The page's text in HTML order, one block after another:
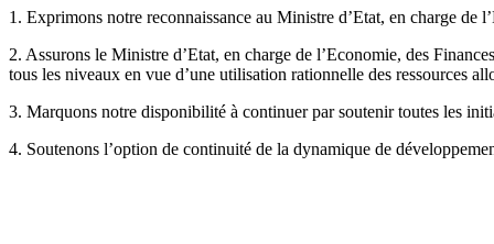
1. Exprimons notre reconnaissance au Ministre d’Etat, en charge de
2. Assurons le Ministre d’Etat, en charge de l’Economie, des
tous les niveaux en vue d’une utilisation rationnelle des ressources
3. Marquons notre disponibilité à continuer par soutenir toutes les
4. Soutenons l’option de continuité de la dynamique de